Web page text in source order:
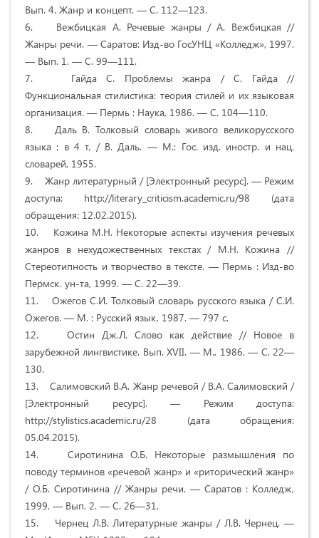
Вып. 4. Жанр и концепт. — С. 112—123.
6. Вежбицкая А. Речевые жанры / А. Вежбицкая //
Жанры речи. — Саратов: Изд-во ГосУНЦ «Колледж», 1997.
— Вып. 1. — С. 99—111.
7. Гайда С. Проблемы жанра / С. Гайда //
Функциональная стилистика: теория стилей и их языковая
организация. — Пермь : Наука, 1986. — С. 104—110.
8. Даль В. Толковый словарь живого великорусского
языка : в 4 т. / В. Даль. — М.: Гос. изд. иностр. и нац.
словарей, 1955.
9. Жанр литературный / [Электронный ресурс]. — Режим
доступа: http://literary_criticism.academic.ru/98 (дата
обращения: 12.02.2015).
10. Кожина М.Н. Некоторые аспекты изучения речевых
жанров в нехудожественных текстах / М.Н. Кожина //
Стереотипность и творчество в тексте. — Пермь : Изд-во
Пермск. ун-та, 1999. — С. 22—39.
11. Ожегов С.И. Толковый словарь русского языка / С.И.
Ожегов. — М. : Русский язык, 1987. — 797 с.
12. Остин Дж.Л. Слово как действие // Новое в
зарубежной лингвистике. Вып. XVII. — М., 1986. — С. 22—
130.
13. Салимовский В.А. Жанр речевой / В.А. Салимовский /
[Электронный ресурс]. — Режим доступа:
http://stylistics.academic.ru/28 (дата обращения:
05.04.2015).
14. Сиротинина О.Б. Некоторые размышления по
поводу терминов «речевой жанр» и «риторический жанр»
/ О.Б. Сиротинина // Жанры речи. — Саратов : Колледж,
1999. — Вып. 2. — С. 26—31.
15. Чернец Л.В. Литературные жанры / Л.В. Чернец. —